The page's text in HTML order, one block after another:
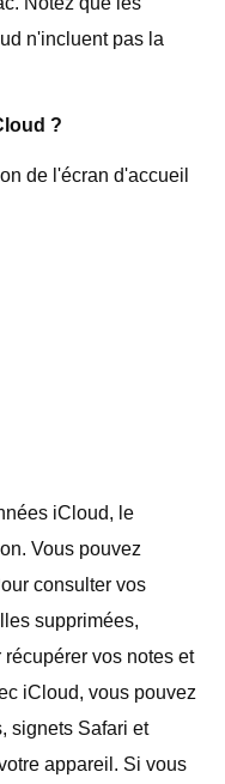
n'incluent pas la
?
de l'écran d'accueil
iCloud, le
Vous pouvez
consulter vos
supprimées,
vos notes et
iCloud, vous pouvez
signets Safari et
appareil. Si vous